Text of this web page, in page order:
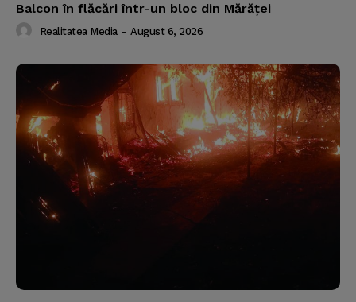
Balcon în flăcări într-un bloc din Mărăţei
Realitatea Media - August 6, 2026